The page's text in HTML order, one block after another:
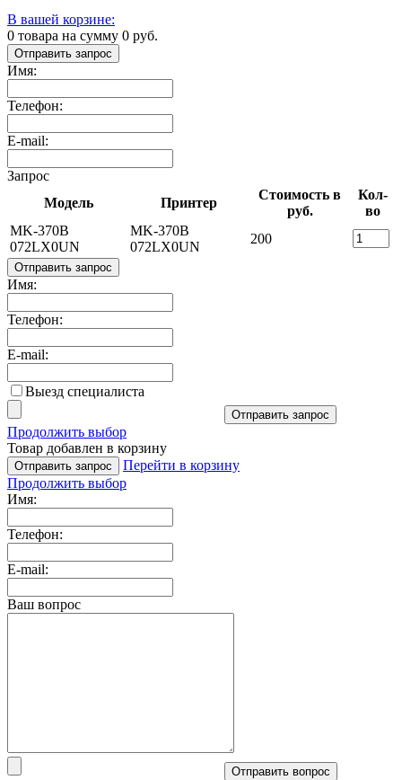
В вашей корзине:
0 товара на сумму 0 руб.
Отправить запрос
Имя:
Телефон:
E-mail:
Запрос
Модель
Принтер
Стоимость в
руб.
Кол-
во
MK-370B
072LX0UN
MK-370B
072LX0UN
200
Отправить запрос
Имя:
Телефон:
E-mail:
Выезд специалиста
Отправить запрос
Продолжить выбор
Товар добавлен в корзину
Отправить запрос
Перейти в корзину
Продолжить выбор
Имя:
Телефон:
E-mail:
Ваш вопрос
Отправить вопрос